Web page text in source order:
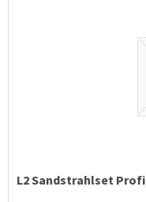
L2 Sandstrahlset Profi